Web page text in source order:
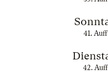
41.
42.